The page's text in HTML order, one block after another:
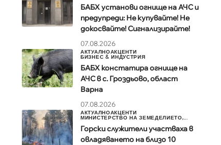
БАБХ установи огнище на АЧС и
предупреди: Не купувайте! Не
докосвайте! Сигнализирайте!
07.08.2026
АКТУАЛНОАКЦЕНТИ
БИЗНЕС & ИНДУСТРИЯ
БАБХ констатира огнище на
АЧС в с. Гроздьово, област
Варна
07.08.2026
АКТУАЛНОАКЦЕНТИ
МИНИСТЕРСТВО НА ЗЕМЕДЕЛИЕТО,...
Горски служители участваха в
овладяването на близо 10